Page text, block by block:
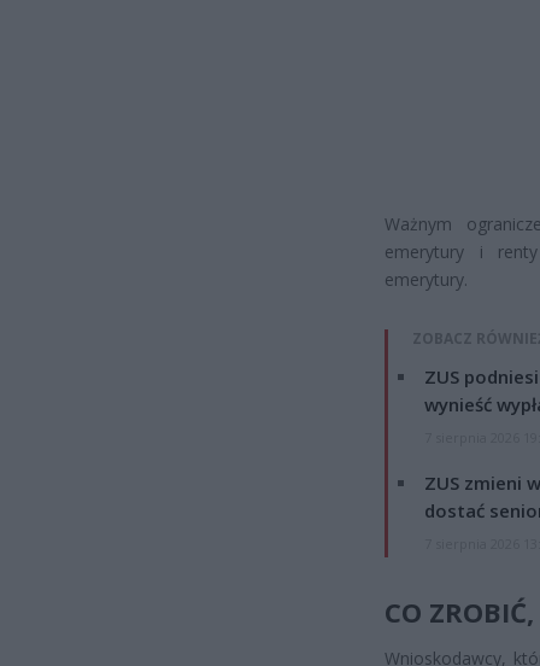
Ważnym
emerytury i
emerytury.
ZOBACZ
ZUS
wynieść
ZUS zmieni
dostać
CO
Wnioskodawcy,